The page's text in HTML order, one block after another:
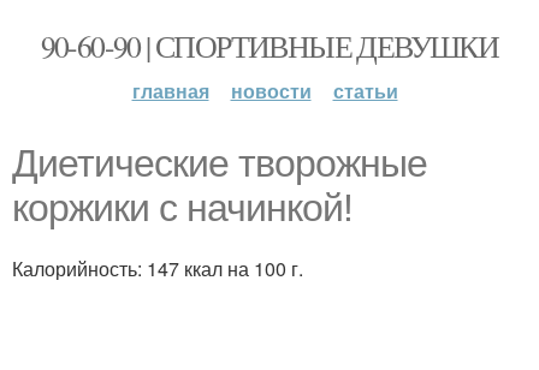
90-60-90 | СПОРТИВНЫЕ ДЕВУШКИ
главная новости статьи
Диетические творожные
коржики с начинкой!
Калорийность: 147 ккал на 100 г.